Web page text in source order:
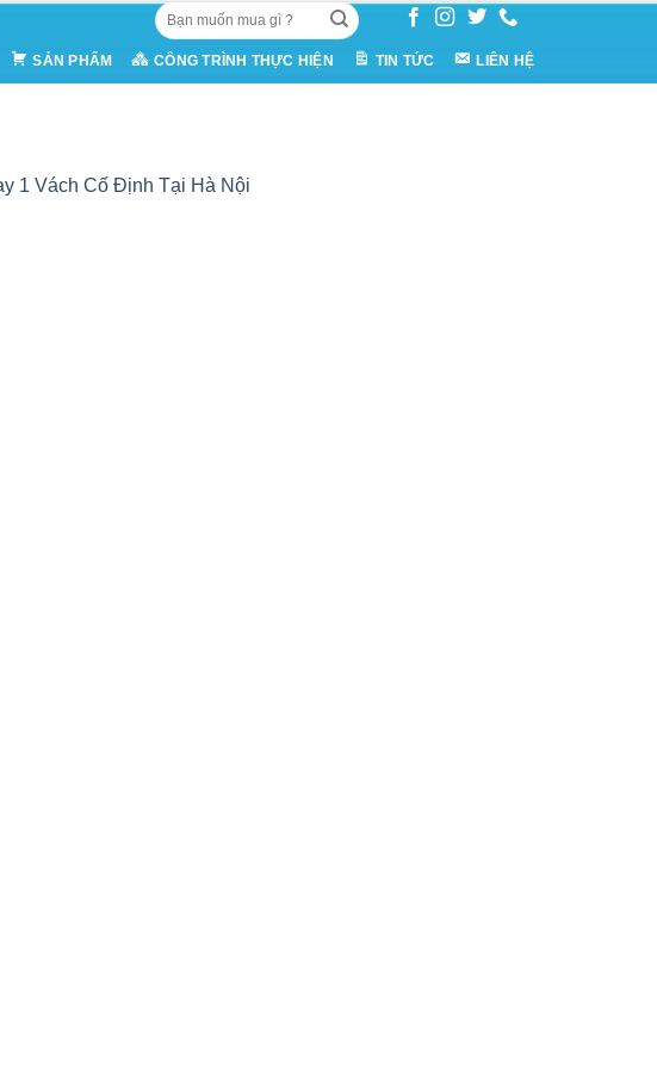
Tìm
kiếm:
SẢN PHẨM CÔNG TRÌNH THỰC HIỆN TIN TỨC LIÊN HỆ
1 Vách Cố Định Tại Hà Nội